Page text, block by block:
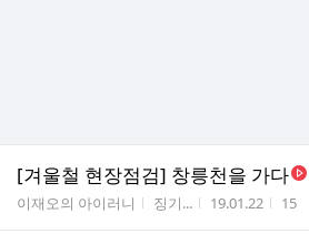
[겨울철 현장점검] 창릉천을 가다
게시판명
이재오의 아이러니 작성자
징기... 작성시간
19.01.22 조회
15